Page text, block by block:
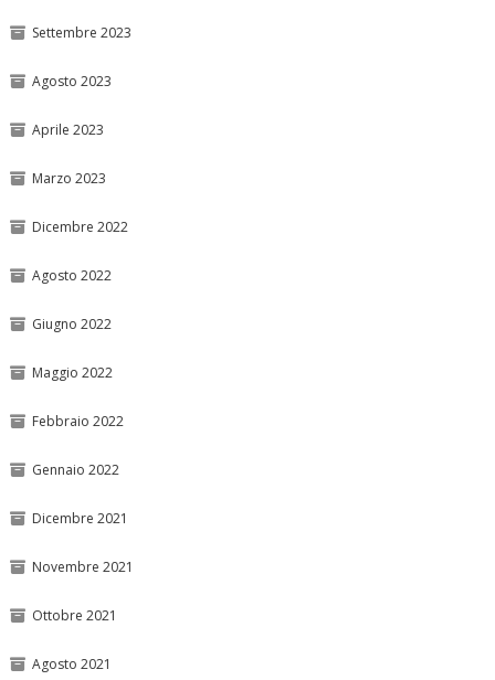
Settembre 2023
Agosto 2023
Aprile 2023
Marzo 2023
Dicembre 2022
Agosto 2022
Giugno 2022
Maggio 2022
Febbraio 2022
Gennaio 2022
Dicembre 2021
Novembre 2021
Ottobre 2021
Agosto 2021